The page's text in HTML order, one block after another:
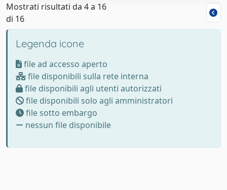
Mostrati risultati da 4 a 16
di 16
Legenda icone
file ad accesso aperto
file disponibili sulla rete interna
file disponibili agli utenti autorizzati
file disponibili solo agli amministratori
file sotto embargo
nessun file disponibile